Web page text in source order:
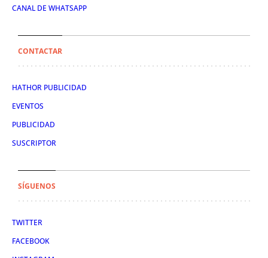
CANAL DE WHATSAPP
CONTACTAR
HATHOR PUBLICIDAD
EVENTOS
PUBLICIDAD
SUSCRIPTOR
SÍGUENOS
TWITTER
FACEBOOK